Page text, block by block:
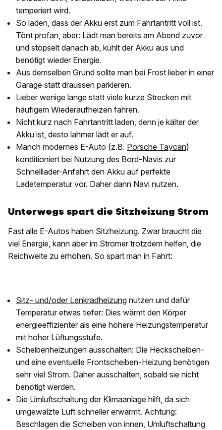
temperiert wird.
So laden, dass der Akku erst zum Fahrtantritt voll ist.
Tönt profan, aber: Lädt man bereits am Abend zuvor
und stöpselt danach ab, kühlt der Akku aus und
benötigt wieder Energie.
Aus demselben Grund sollte man bei Frost lieber in einer
Garage statt draussen parkieren.
Lieber wenige lange statt viele kurze Strecken mit
häufigem Wiederaufheizen fahren.
Nicht kurz nach Fahrtantritt laden, denn je kälter der
Akku ist, desto lahmer lädt er auf.
Manch modernes E-Auto (z.B. Porsche Taycan)
konditioniert bei Nutzung des Bord-Navis zur
Schnelllader-Anfahrt den Akku auf perfekte
Ladetemperatur vor. Daher dann Navi nutzen.
Unterwegs spart die Sitzheizung Strom
Fast alle E-Autos haben Sitzheizung. Zwar braucht die
viel Energie, kann aber im Stromer trotzdem helfen, die
Reichweite zu erhöhen. So spart man in Fahrt:
Sitz- und/oder Lenkradheizung nutzen und dafür
Temperatur etwas tiefer: Dies wärmt den Körper
energieeffizienter als eine höhere Heizungstemperatur
mit hoher Lüftungsstufe.
Scheibenheizungen ausschalten: Die Heckscheiben-
und eine eventuelle Frontscheiben-Heizung benötigen
sehr viel Strom. Daher ausschalten, sobald sie nicht
benötigt werden.
Die Umluftschaltung der Klimaanlage hilft, da sich
umgewälzte Luft schneller erwärmt. Achtung:
Beschlagen die Scheiben von innen, Umluftschaltung